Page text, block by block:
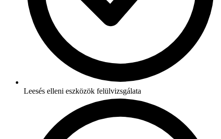
Leesés elleni eszközök felülvizsgálata